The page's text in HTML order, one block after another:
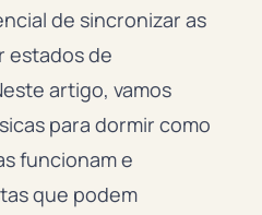
de sincronizar as
estados de
artigo, vamos
para dormir como
funcionam e
que podem